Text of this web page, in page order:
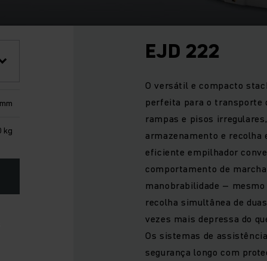
kg
EJD 222
O versátil e compacto
perfeita para o transporte
rampas e pisos
armazenamento e
eficiente empilhador
comportamento de
manobrabilidade –
recolha simultânea de
vezes mais depressa do
Os sistemas de
segurança longo com